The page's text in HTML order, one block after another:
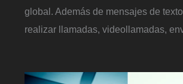
global. Además de mensajes de
realizar llamadas, videollamadas,